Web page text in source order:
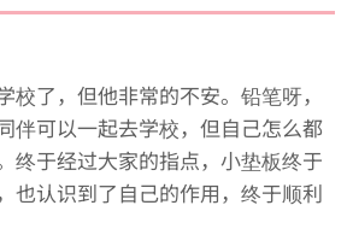
校了，但他非常的不安。铅笔呀，
伴可以一起去学校，但自己怎么都
终于经过大家的指点，小垫板终于
也认识到了自己的作用，终于顺利